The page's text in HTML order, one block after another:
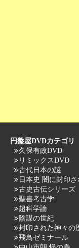
円盤屋DVDカテゴリ
久保有政DVD
リミックスDVD
古代日本の謎
日本史 闇に封印
古史古伝シリーズ
聖書考古学
超科学論
陰謀の世紀
封印された神々の
飛鳥ゼミナール